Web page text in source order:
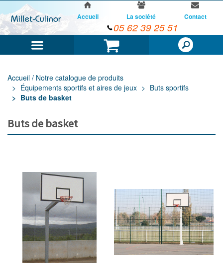
Panier
Accueil La société Contact
05 62 39 25 51
Accueil / Notre catalogue de produits
Équipements sportifs et aires de jeux
Buts sportifs
Buts de basket
Buts de basket